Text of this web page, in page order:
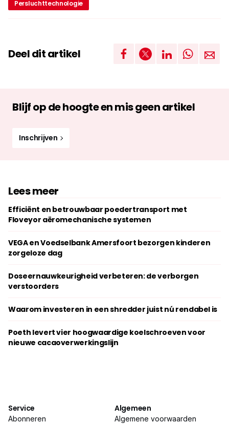
Persluchttechnologie
Deel dit artikel
Blijf op de hoogte en mis geen artikel
Inschrijven
Lees meer
Efficiënt en betrouwbaar poedertransport met
Floveyor aëromechanische systemen
VEGA en Voedselbank Amersfoort bezorgen kinderen
zorgeloze dag
Doseernauwkeurigheid verbeteren: de verborgen
verstoorders
Waarom investeren in een shredder juist nú rendabel is
Poeth levert vier hoogwaardige koelschroeven voor
nieuwe cacaoverwerkingslijn
Service
Abonneren
Algemeen
Algemene voorwaarden